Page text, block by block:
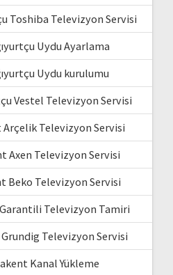
Toshiba Televizyon Servisi
Uydu Ayarlama
Uydu kurulumu
Vestel Televizyon Servisi
Televizyon Servisi
Axen Televizyon Servisi
Beko Televizyon Servisi
Televizyon Tamiri
Televizyon Servisi
Kanal Yükleme